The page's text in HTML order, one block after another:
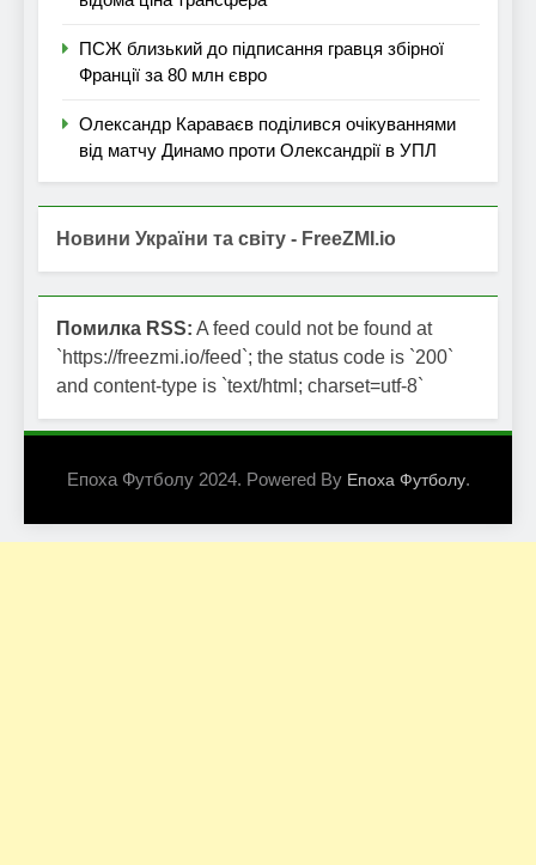
ПСЖ близький до підписання гравця збірної
Франції за 80 млн євро
Олександр Караваєв поділився очікуваннями
від матчу Динамо проти Олександрії в УПЛ
Новини України та світу - FreeZMI.io
Помилка RSS: A feed could not be found at
`https://freezmi.io/feed`; the status code is `200`
and content-type is `text/html; charset=utf-8`
Епоха Футболу 2024. Powered By Епоха Футболу.